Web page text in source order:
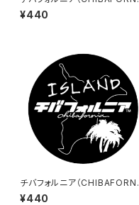
A）ステッカーC（Black）
¥440
チバフォルニア（CHIBAFORNI
A）ステッカーD（Black）
¥440